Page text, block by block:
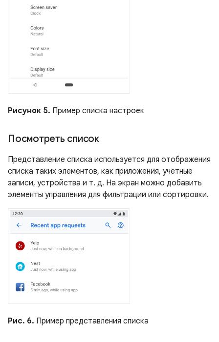
Рисунок 5. Пример списка настроек
Посмотреть список
Представление списка используется для отображения
списка таких элементов, как приложения, учетные
записи, устройства и т. д. На экран можно добавить
элементы управления для фильтрации или сортировки.
Рис. 6. Пример представления списка